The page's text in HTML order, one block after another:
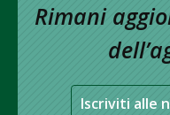
Rimani
Iscriviti alle